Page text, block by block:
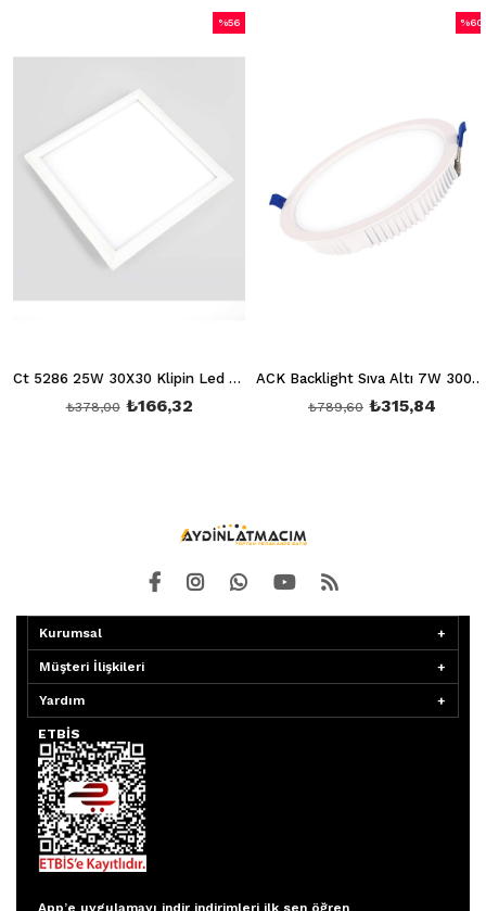
Ct 5286 25W 30X30 Klipin Led Panel Sıva Altı (Beyaz) 6400K
₺166,32
₺378,00
%56
ACK Backlight Sıva Altı 7W 3000K AD05-00700
₺315,84
₺789,60
%60
Kurumsal
Müşteri İlişkileri
Yardım
ETBİS